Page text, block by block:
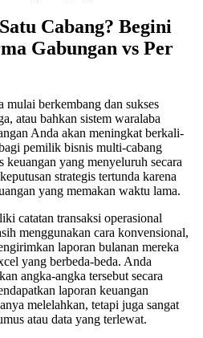
Cabang? Begini
Gabungan vs Per
berkembang dan sukses
atau bahkan sistem waralaba
Anda akan meningkat berkali-
pemilik bisnis multi-cabang
keuangan yang menyeluruh secara
strategis tertunda karena
yang memakan waktu lama.
catatan transaksi operasional
menggunakan cara konvensional,
laporan bulanan mereka
yang berbeda-beda. Anda
angka-angka tersebut secara
laporan keuangan
melelahkan, tetapi juga sangat
atau data yang terlewat.